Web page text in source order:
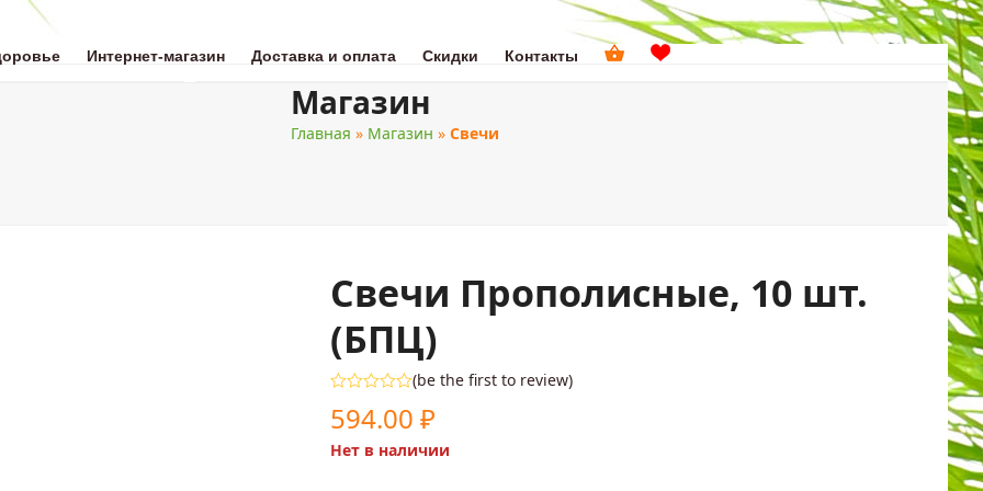
Интернет-магазин Доставка и оплата Скидки Контакты
Магазин
Главная » Магазин » Свечи
Свечи Прополисные, 10 шт.
(БПЦ)
0
5
(be the first to review)
594.00 ₽
Нет в наличии